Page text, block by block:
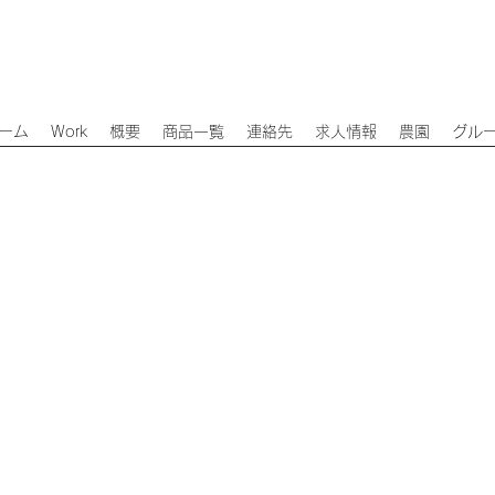
ム Work 概要 商品一覧 連絡先 求人情報 農園 グル